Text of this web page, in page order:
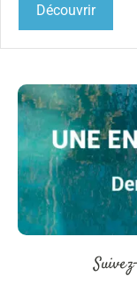
Découvrir